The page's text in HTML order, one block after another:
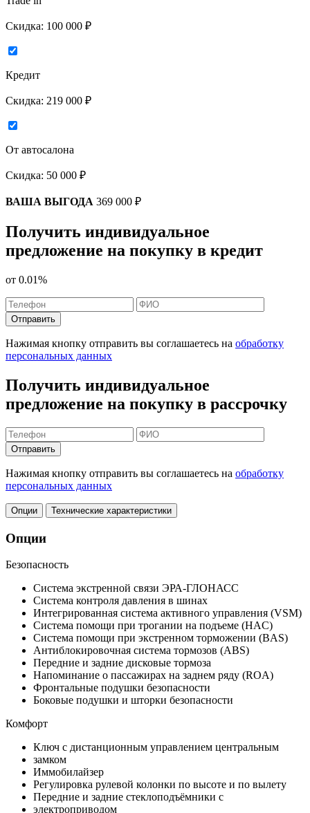
Скидка: 100 000 ₽
Кредит
Скидка: 219 000 ₽
От автосалона
Скидка: 50 000 ₽
ВАША ВЫГОДА 369 000 ₽
Получить индивидуальное
предложение на покупку в кредит
от 0.01%
Отправить
Нажимая кнопку отправить вы соглашаетесь на обработку
персональных данных
Получить индивидуальное
предложение на покупку в рассрочку
Отправить
Нажимая кнопку отправить вы соглашаетесь на обработку
персональных данных
Опции Технические характеристики
Опции
Безопасность
Система экстренной связи ЭРА-ГЛОНАСС
Система контроля давления в шинах
Интегрированная система активного управления (VSM)
Cистема помощи при трогании на подъеме (HAC)
Система помощи при экстренном торможении (BAS)
Антиблокировочная система тормозов (ABS)
Передние и задние дисковые тормоза
Напоминание о пассажирах на заднем ряду (ROA)
Фронтальные подушки безопасности
Боковые подушки и шторки безопасности
Комфорт
Ключ с дистанционным управлением центральным
замком
Иммобилайзер
Регулировка рулевой колонки по высоте и по вылету
Передние и задние стеклоподъёмники с
электроприводом